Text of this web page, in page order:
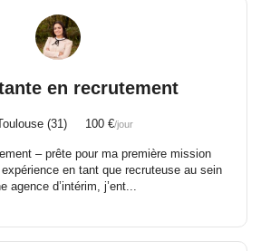
en recrutement
(31) 100 €/jour
– prête pour ma première mission
en tant que recruteuse au sein
agence d’intérim, j’ent...